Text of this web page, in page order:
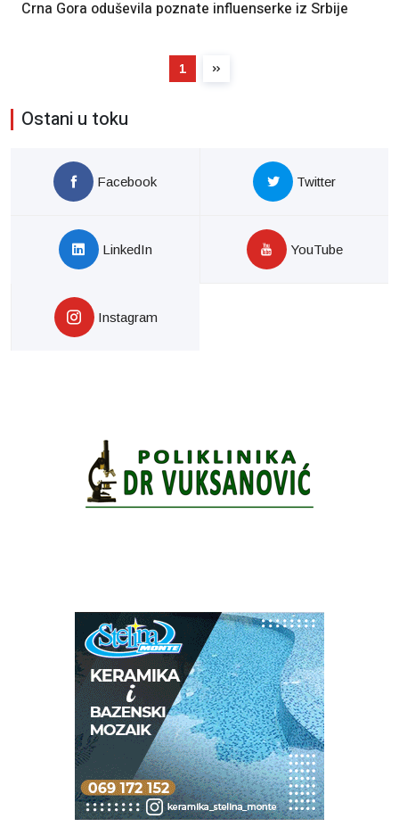
Crna Gora oduševila poznate influenserke iz Srbije
1
Ostani u toku
Facebook Twitter
LinkedIn YouTube
Instagram